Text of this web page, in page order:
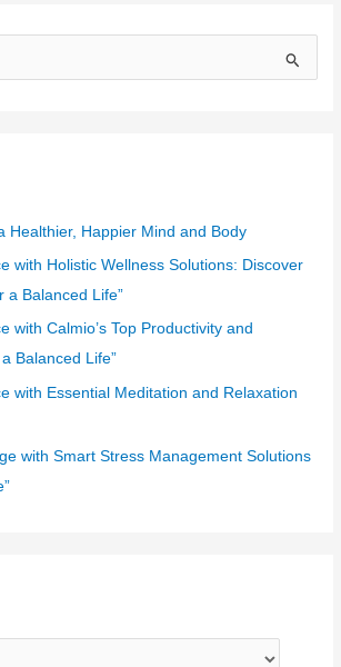
Healthier, Happier Mind and Body
with Holistic Wellness Solutions: Discover
a Balanced Life”
with Calmio’s Top Productivity and
Balanced Life”
with Essential Meditation and Relaxation
with Smart Stress Management Solutions